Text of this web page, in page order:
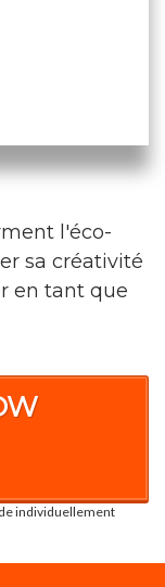
l'éco-
sa créativité
en tant que
individuellement